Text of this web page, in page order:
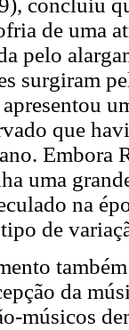
concluiu
de uma
pelo
surgiram
que
Embora
uma
na
de
da
músicos